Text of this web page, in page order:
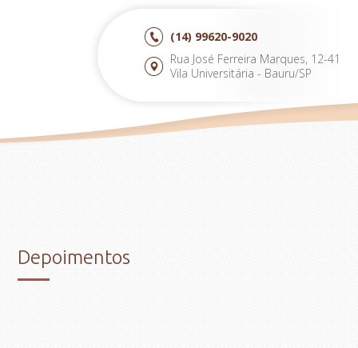
(14) 99620-9020
Rua José Ferreira Marques, 12-41
Vila Universitária - Bauru/SP
Depoimentos